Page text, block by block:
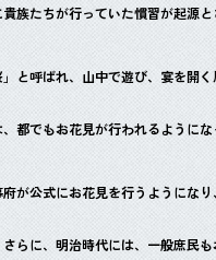
族たちが行っていた慣習が起源
と呼ばれ、山中で遊び、宴を開く
都でもお花見が行われるように
が公式にお花見を行うようにな
らに、明治時代には、一般庶民